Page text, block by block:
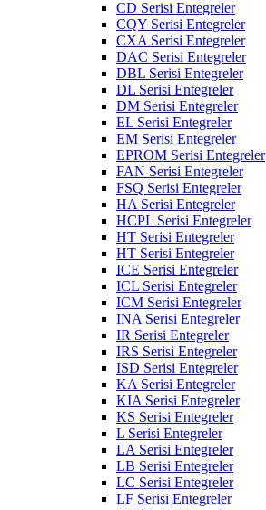
CD Serisi Entegreler
CQY Serisi Entegreler
CXA Serisi Entegreler
DAC Serisi Entegreler
DBL Serisi Entegreler
DL Serisi Entegreler
DM Serisi Entegreler
EL Serisi Entegreler
EM Serisi Entegreler
EPROM Serisi Entegreler
FAN Serisi Entegreler
FSQ Serisi Entegreler
HA Serisi Entegreler
HCPL Serisi Entegreler
HT Serisi Entegreler
HT Serisi Entegreler
ICE Serisi Entegreler
ICL Serisi Entegreler
ICM Serisi Entegreler
INA Serisi Entegreler
IR Serisi Entegreler
IRS Serisi Entegreler
ISD Serisi Entegreler
KA Serisi Entegreler
KIA Serisi Entegreler
KS Serisi Entegreler
L Serisi Entegreler
LA Serisi Entegreler
LB Serisi Entegreler
LC Serisi Entegreler
LF Serisi Entegreler